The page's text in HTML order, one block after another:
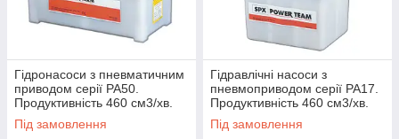
Гідронасоси з пневматичним
приводом серії PA50.
Продуктивність 460 см3/хв.
Під замовлення
Гідравлічні насоси з
пневмоприводом серії PA17.
Продуктивність 460 см3/хв.
Під замовлення